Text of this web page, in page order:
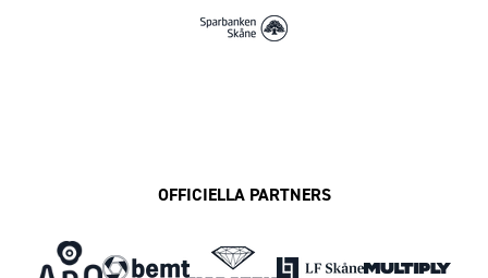
OFFICIELLA PARTNERS